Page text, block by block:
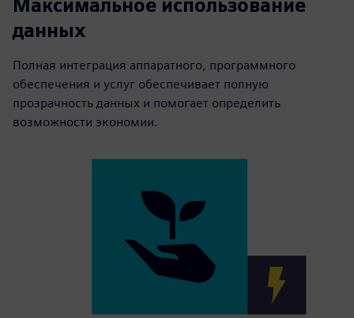
Максимальное использование
данных
Полная интеграция аппаратного, программного
обеспечения и услуг обеспечивает полную
прозрачность данных и помогает определить
возможности экономии.